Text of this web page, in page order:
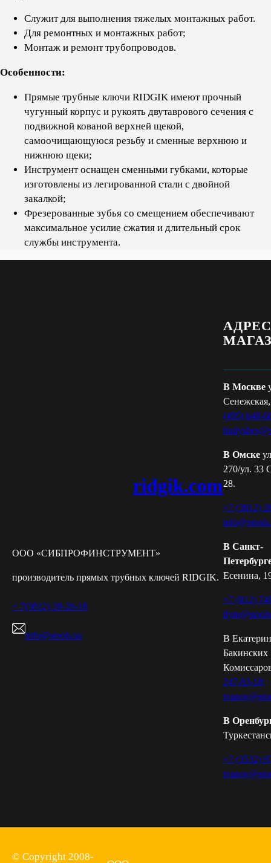
Служит для выполнения тяжелых монтажных работ.
Для ремонтных и монтажных работ;
Монтаж и ремонт трубопроводов.
Особенности:
Прямые трубные ключи RIDGIK имеют прочный
чугунный корпус и рукоять двутаврового сечения с
подвижной кованой верхней щекой,
самоочищающуюся резьбу и сменные верхнюю и
нижнюю щеки;
Инструмент оснащен сменными губками, которые
изготовлены из легированной стали с двойной
закалкой;
Фрезерованные зубья со смещением обеспечивают
максимальное усилие сжатия и длительный срок
службы инструмента.
ridgik.com
ООО «СИБПРОФИНСТРУМЕНТ»
производитель прямых трубных ключей RIDGIK.
+ 7(3812) 28-26-18
info@stools.su
В Москве
(495) 648-
В Омске
270/ул. 33
28.
+7 (3812)
В Санкт-
Есенина,
+7 (812)
В
Бакинских
247-83-18;
В
+7 (3532)
© Copyright 2008-